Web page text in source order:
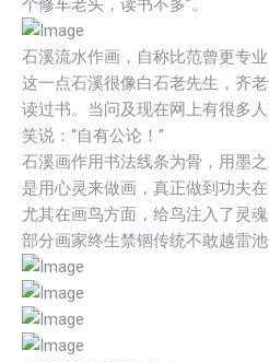
个修车老头，读书不多”。
石溪流水作画，自称比范曾更专
这一点石溪很像白石老先生，齐
读过书。当问及现在网上有很多
笑说：“自有公论！”
石溪画作用书法线条为骨，用墨
是用心灵来做画，真正做到功夫在
尤其在画鸟方面，给鸟注入了灵
部分画家终生禁锢传统不敢越雷池